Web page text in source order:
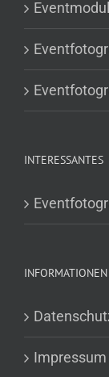
INTERESSANTES
INFORMATIONEN
Impressum